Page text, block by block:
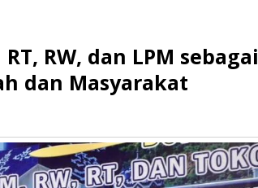
RW, dan LPM sebagai
dan Masyarakat